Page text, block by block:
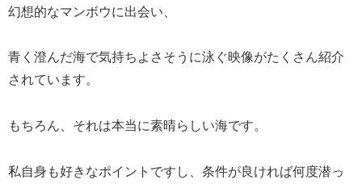
幻想的なマンボウに出会い、
青く澄んだ海で気持ちよさそうに泳ぐ映像がたくさん紹介
されています。
もちろん、それは本当に素晴らしい海です。
私自身も好きなポイントですし、条件が良ければ何度潜っ